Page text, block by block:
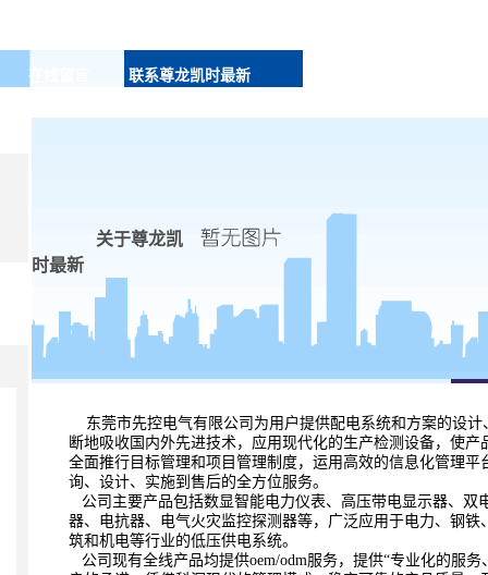
在线留言 联系尊龙凯时最新
关于尊龙凯
时最新
东莞市先控电气有限公司为用户提供配电系统和方案的设
断地吸收国内外先进技术，应用现代化的生产检测设备，使产
全面推行目标管理和项目管理制度，运用高效的信息化管理平
询、设计、实施到售后的全方位服务。
公司主要产品包括数显智能电力仪表、高压带电显示器、双
器、电抗器、电气火灾监控探测器等，广泛应用于电力、钢铁
筑和机电等行业的低压供电系统。
公司现有全线产品均提供oem/odm服务，提供“专业化的服